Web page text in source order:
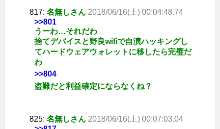
817: 名無しさん 2018/06/16(土) 00:04:48.74
>>801
うーわ…それだわ
捨てデバイスと野良wifiで自演ハッキングし
てハードウェアウォレットに移したら完璧だ
わ
>>804
盗難だと利益確定にならなくね？
825: 名無しさん 2018/06/16(土) 00:07:03.04